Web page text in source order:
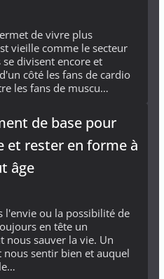
de vivre plus
vieille comme le secteur
divisent encore et
côté les fans de cardio
les fans de muscu…
de base pour
et rester en forme à
âge
l'envie ou la possibilité de
en tête un
nous sauver la vie. Un
sentir bien et auquel